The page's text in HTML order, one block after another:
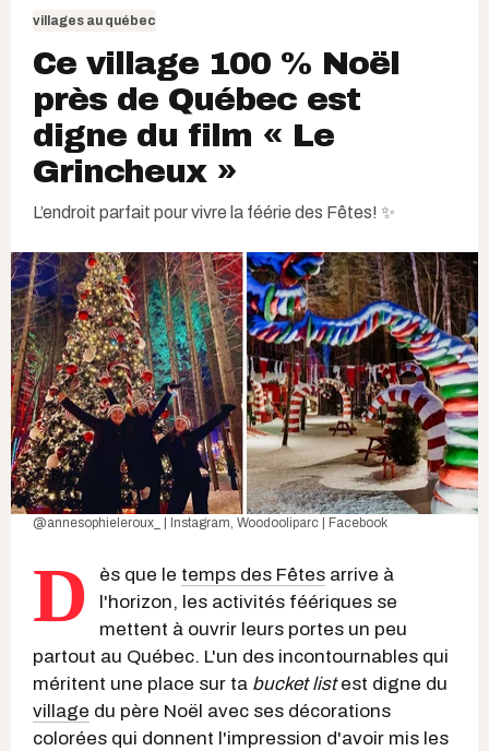
villages au québec
Ce village 100 % Noël
près de Québec est
digne du film « Le
Grincheux »
L’endroit parfait pour vivre la féérie des Fêtes! ✨
@annesophieleroux_ | Instagram, Woodooliparc | Facebook
D ès que le temps des Fêtes arrive à
l'horizon, les activités féériques se
mettent à ouvrir leurs portes un peu
partout au Québec. L'un des incontournables qui
méritent une place sur ta bucket listest digne du
village du père Noël avec ses décorations
colorées qui donnent l'impression d'avoir mis les